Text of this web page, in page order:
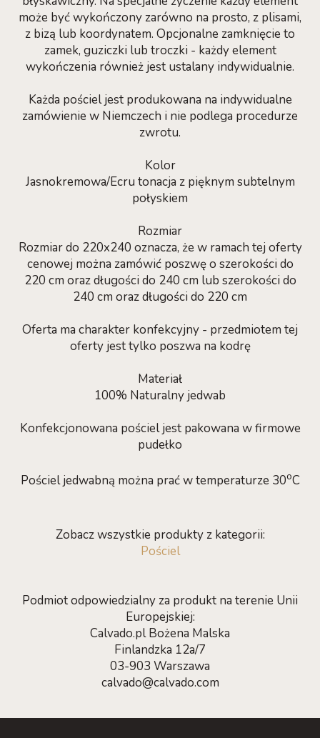
może być wykończony zarówno na prosto, z plisami,
z bizą lub koordynatem. Opcjonalne zamknięcie to
zamek, guziczki lub troczki - każdy element
wykończenia również jest ustalany indywidualnie.
Każda pościel jest produkowana na indywidualne
zamówienie w Niemczech i nie podlega procedurze
zwrotu.
Kolor
Jasnokremowa/Ecru tonacja z pięknym subtelnym
połyskiem
Rozmiar
Rozmiar do 220x240 oznacza, że w ramach tej oferty
cenowej można zamówić poszwę o szerokości do
220 cm oraz długości do 240 cm lub szerokości do
240 cm oraz długości do 220 cm
Oferta ma charakter konfekcyjny - przedmiotem tej
oferty jest tylko poszwa na kodrę
Materiał
100% Naturalny jedwab
Konfekcjonowana pościel jest pakowana w firmowe
pudełko
Pościel jedwabną można prać w temperaturze 30oC
Zobacz wszystkie produkty z kategorii:
Pościel
Podmiot odpowiedzialny za produkt na terenie Unii
Europejskiej:
Calvado.pl Bożena Malska
Finlandzka 12a/7
03-903 Warszawa
calvado@calvado.com